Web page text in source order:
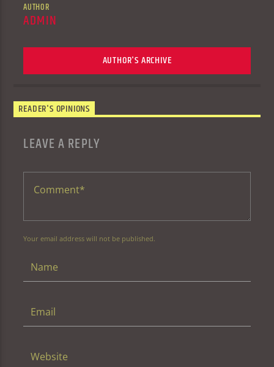
AUTHOR
ADMIN
AUTHOR'S ARCHIVE
READER'S OPINIONS
LEAVE A REPLY
Your email address will not be published.